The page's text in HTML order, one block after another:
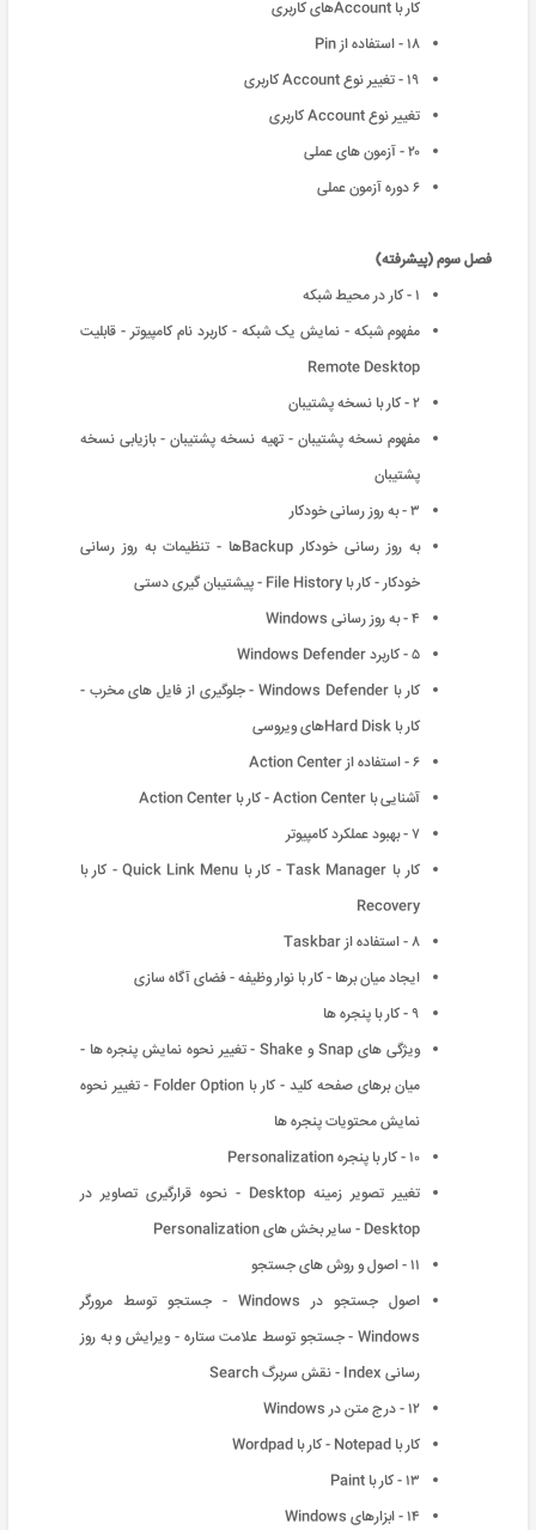
کار با Accountهای کاربری
۱۸ - استفاده از Pin
۱۹ - تغییر نوع Account کاربری
تغییر نوع Account کاربری
۲۰ - آزمون های عملی
۶ دوره آزمون عملی
فصل سوم (پیشرفته)
۱ - کار در محیط شبکه
مفهوم شبکه - نمایش یک شبکه - کاربرد نام کامپیوتر - قابلیت
Remote Desktop
۲ - کار با نسخه پشتیبان
مفهوم نسخه پشتیبان - تهیه نسخه پشتیبان - بازیابی نسخه
پشتیبان
۳ - به روز رسانی خودکار
به روز رسانی خودکار Backupها - تنظیمات به روز رسانی
خودکار - کار با File History - پیشتیبان گیری دستی
۴ - به روز رسانی Windows
۵ - کاربرد Windows Defender
کار با Windows Defender - جلوگیری از فایل های مخرب -
کار با Hard Diskهای ویروسی
۶ - استفاده از Action Center
آشنایی با Action Center - کار با Action Center
۷ - بهبود عملکرد کامپیوتر
کار با Task Manager - کار با Quick Link Menu - کار با
Recovery
۸ - استفاده از Taskbar
ایجاد میان برها - کار با نوار وظیفه - فضای آگاه سازی
۹ - کار با پنجره ها
ویژگی های Snap و Shake - تغییر نحوه نمایش پنجره ها -
میان برهای صفحه کلید - کار با Folder Option - تغییر نحوه
نمایش محتویات پنجره ها
۱۰ - کار با پنجره Personalization
تغییر تصویر زمینه Desktop - نحوه قرارگیری تصاویر در
Desktop - سایر بخش های Personalization
۱۱ - اصول و روش های جستجو
اصول جستجو در Windows - جستجو توسط مرورگر
Windows - جستجو توسط علامت ستاره - ویرایش و به روز
رسانی Index - نقش سربرگ Search
۱۲ - درج متن در Windows
کار با Notepad - کار با Wordpad
۱۳ - کار با Paint
۱۴ - ابزارهای Windows